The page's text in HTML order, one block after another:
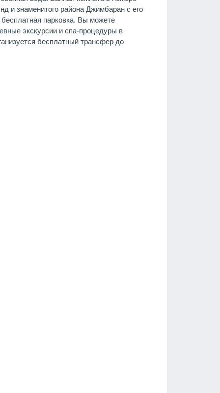
и знаменитого района Джимбаран с его
парковка. Вы можете
экскурсии и спа-процедуры в
бесплатный трансфер до